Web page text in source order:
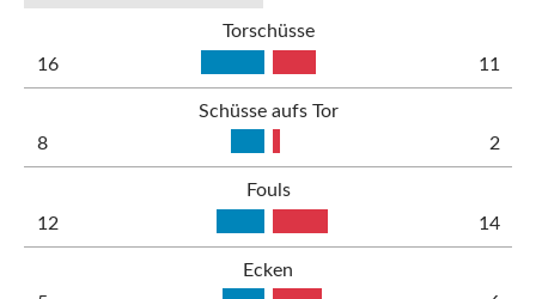
Torschüsse
16
11
Schüsse aufs Tor
8
2
Fouls
12
14
Ecken